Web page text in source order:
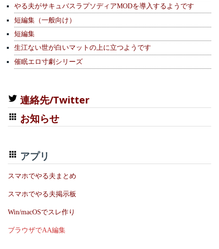
やる夫がサキュバスラプソディアMODを導入するようです
短編集（一般向け）
短編集
生江ない世が白いマットの上に立つようです
催眠エロ寸劇シリーズ
連絡先/Twitter
お知らせ
アプリ
スマホでやる夫まとめ
スマホでやる夫掲示板
Win/macOSでスレ作り
ブラウザでAA編集